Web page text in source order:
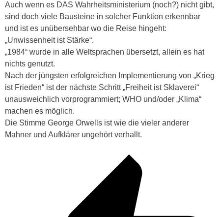
Auch wenn es DAS Wahrheitsministerium (noch?) nicht gibt,
sind doch viele Bausteine in solcher Funktion erkennbar
und ist es unübersehbar wo die Reise hingeht:
„Unwissenheit ist Stärke“.
„1984“ wurde in alle Weltsprachen übersetzt, allein es hat
nichts genutzt.
Nach der jüngsten erfolgreichen Implementierung von „Krieg
ist Frieden“ ist der nächste Schritt „Freiheit ist Sklaverei“
unausweichlich vorprogrammiert; WHO und/oder „Klima“
machen es möglich.
Die Stimme George Orwells ist wie die vieler anderer
Mahner und Aufklärer ungehört verhallt.